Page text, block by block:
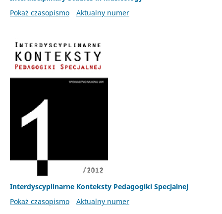
Pokaż czasopismo
Aktualny numer
Interdyscyplinarne Konteksty Pedagogiki Specjalnej
Pokaż czasopismo
Aktualny numer